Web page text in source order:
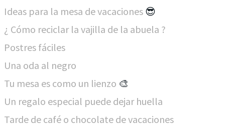
Ideas para la mesa de vacaciones 😎
¿ Cómo reciclar la vajilla de la abuela ?
Postres fáciles
Una oda al negro
Tu mesa es como un lienzo ​🎨
Un regalo especial puede dejar huella
Tarde de café o chocolate de vacaciones